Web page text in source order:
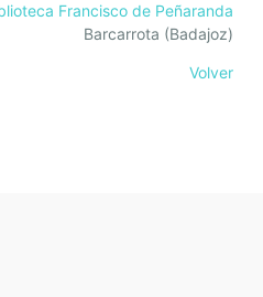
Francisco de Peñaranda
Barcarrota (Badajoz)
Volver